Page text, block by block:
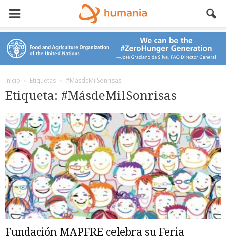
Inicio Etiquetas #MásdeMilSonrisas
Etiqueta: #MásdeMilSonrisas
Fundación MAPFRE celebra su Feria